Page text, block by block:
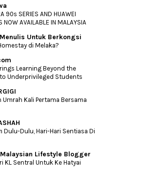
90s SERIES AND HUAWEI
NOW AVAILABLE IN MALAYSIA
Untuk Berkongsi
di Melaka?
Learning Beyond the
Underprivileged Students
Umrah Kali Pertama Bersama
Dulu-Dulu, Hari-Hari Sentiasa Di
Lifestyle Blogger
KL Sentral Untuk Ke Hatyai